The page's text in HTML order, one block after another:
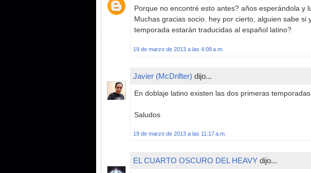
Porque no encontré esto antes? años esperándola y
Muchas gracias socio. hey por cierto, alguien sabe si
temporada estarán traducidas al español latino?
19 de marzo de 2013 a las 4:08 a.m.
Javier (McDrifter) dijo...
En doblaje latino existen las dos primeras
Saludos
19 de marzo de 2013 a las 11:17 a.m.
EL CUARTO OSCURO DEL HEAVY dijo...